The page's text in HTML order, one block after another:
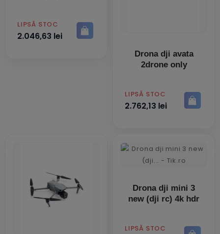
PRET
LIPSĂ STOC
2.046,63 lei
Drona dji avata
2drone only
PRET
LIPSĂ STOC
2.762,13 lei
Drona dji mini 3
new (dji rc) 4k hdr
PRET
LIPSĂ STOC